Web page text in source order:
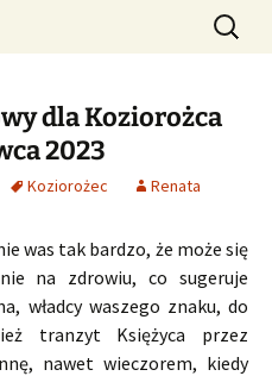
i
astrologiczne
Szukaj:
dla Koziorożca
2023
Koziorożec Renata
was tak bardzo, że może się
na zdrowiu, co sugeruje
władcy waszego znaku, do
tranzyt Księżyca przez
nawet wieczorem, kiedy